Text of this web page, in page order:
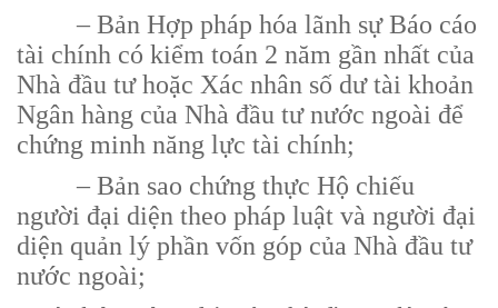
– Bản Hợp pháp hóa lãnh sự Báo cáo
tài chính có kiểm toán 2 năm gần nhất của
Nhà đầu tư hoặc Xác nhân số dư tài khoản
Ngân hàng của Nhà đầu tư nước ngoài để
chứng minh năng lực tài chính;
– Bản sao chứng thực Hộ chiếu
người đại diện theo pháp luật và người đại
diện quản lý phần vốn góp của Nhà đầu tư
nước ngoài;